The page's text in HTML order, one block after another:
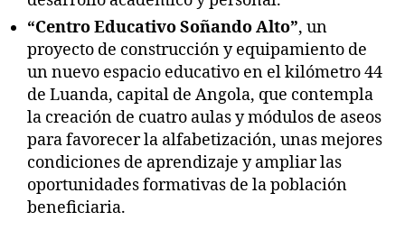
“Centro Educativo Soñando Alto”, un
proyecto de construcción y equipamiento de
un nuevo espacio educativo en el kilómetro 44
de Luanda, capital de Angola, que contempla
la creación de cuatro aulas y módulos de aseos
para favorecer la alfabetización, unas mejores
condiciones de aprendizaje y ampliar las
oportunidades formativas de la población
beneficiaria.